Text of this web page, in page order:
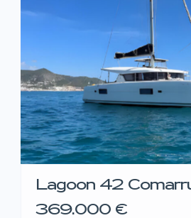
Lagoon 42
369.000 €